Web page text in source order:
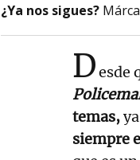
¿Ya nos sigues?
Desde
temas,
siempre